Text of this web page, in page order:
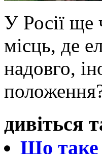
У Росії ще
місць, де
надовго,
дивіться
Що таке